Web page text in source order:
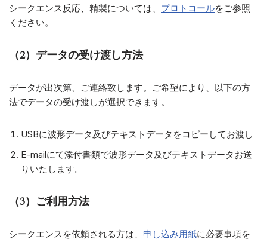
シークエンス反応、精製については、 プロトコールをご参照
ください。
（2）データの受け渡し方法
データが出次第、ご連絡致します。ご希望により、以下の方
法でデータの受け渡しが選択できます。
USBに波形データ及びテキストデータをコピーしてお渡し
E-mailにて添付書類で波形データ及びテキストデータお送
りいたします。
（3）ご利用方法
シークエンスを依頼される方は、 申し込み用紙に必要事項を